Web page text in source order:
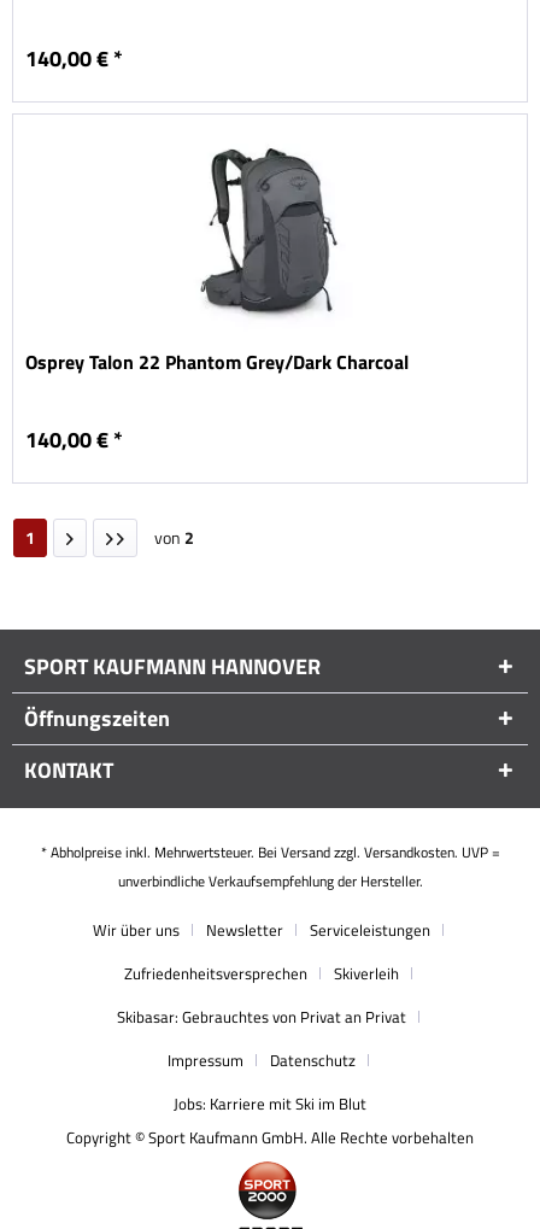
140,00 € *
Osprey Talon 22 Phantom Grey/Dark Charcoal
140,00 € *
1 von 2
SPORT KAUFMANN HANNOVER
Öffnungszeiten
KONTAKT
* Abholpreise inkl. Mehrwertsteuer. Bei Versand zzgl. Versandkosten. UVP =
unverbindliche Verkaufsempfehlung der Hersteller.
Wir über uns Newsletter
Serviceleistungen
Zufriedenheitsversprechen
Skiverleih
Skibasar: Gebrauchtes von Privat an Privat
Impressum
Datenschutz
Jobs: Karriere mit Ski im Blut
Copyright © Sport Kaufmann GmbH. Alle Rechte vorbehalten